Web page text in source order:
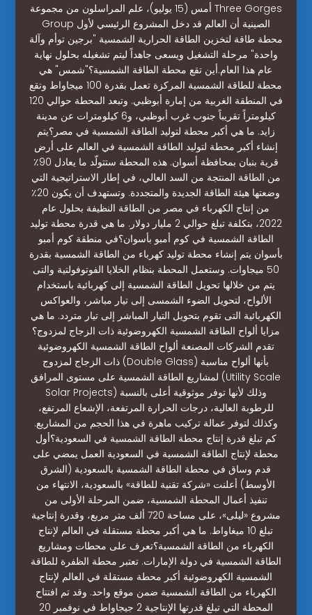
أمس (15 يوليو)، علم المراسلون من مجموعة Three Gorges
Group الصينية أن العالم قد دخل المشروع الرئيسي لأول
محطة طاقة لتخزين الطاقة الحرارية الشمسية "برجين توأم وآلة
واحدة" مرحلة التشغيل ويسعى جاهداً ليتم تشغيله بحلول نهاية
عام هذا العام.أين تقع محطة الطاقة الشمسية؟"شمس" هي
محطة للطاقة الشمسية المركزة تعمل بقدرة 100 ميجاواط وتقع
في المنطقة الغربية من إمارة أبوظبي. وتبعد المحطة حوالي 120
كيلومتراً تقريباً جنوب غرب أبوظبي، و6 كيلومترات عن مدينة
زايد. ما هي أكبر محطة لتوليد الطاقة الشمسية في مصر؟يتم
إنشاء أكبر محطة لتوليد الطاقة الشمسية في العالم على أرض
قرية بنبان بمحافظة أسوان. هذه المحطة ستتولّد ما يعادل 90٪
من الطاقة المنتجة من السد العالي، في إطار الاستراتيجية التي
وضعتها هيئة الطاقة الجديدة والمتجددة. وتستهدف أن يكون 20٪
من إنتاج الكهرباء في مصر من الطاقة النظيفة بحلول عام
2022، بتكلفة تبلغ حوالي 2 مليار دولار. ما هي قدرة محطة توليد
الطاقة الشمسية في كوم أمبو بأسوان؟في منطقة كوم أمبو
بأسوان يتم إنشاء محطة توليد كهرباء من الطاقة الشمسية بقدرة
50 ميجاوات. وستعمل المحطة بنظام الخلايا الفوتوفولتية والتى
يتم من خلالها تحويل الطاقة الشمسية إلى كهربائية باستخدام
الألواح، لتحويل الضوء الشمسى إلى تيار مباشر، والعواكس
الكهربائية التى تقوم بتحويل التيار المباشر إلى تيار متردد. ما هي
مزايا ألواح الطاقة الشمسية الكهروضوئية ذات الزجاج لمزدوج؟
تقدم الشركات المصنعة ألواح الطاقة الشمسية الكهروضوئية
ذات الزجاج لمزدوج (Double Glass) بأنها ألواح مناسبة
لمشاريع الطاقة الشمسية على مستوى المرافق (Utility Scale
Solar Projects) وذلك لأنها توفر موثوقية أعلى بالنسبة
للرطوبة العالية، درجات الحرارة المرتفعة، الإشعاع المرتفع،
وكذلك لتوفر عمالة تركيب ماهرة في هذا الحجم من المشاريع.
كم تبلغ قدرة إنتاج محطة الطاقة الشمسية في السعودية؟أول
محطة لإنتاج الطاقة الشمسية في السعودية العمل يمضي على
قدم وساق في محطة الطاقة الشمسية بالسعودية (الشرق
الأوسط) أعلنت «شركة تقنية للطاقة» بالسعودية، الانتهاء من
تنفيذ أعمال المحطة الشمسية، ضمن المرحلة الأولى من
مشروع «ليلى»، على مساحة 720 ألف متر مربع، وقدرة إنتاجية
تبلغ 10 ميغاواط. ما هي أكبر محطة مستقلة في العالم لإنتاج
الكهرباء من الطاقة الشمسية؟تعرف على محطات ومشاريع
الطاقة الشمسية في دولة الإمارات. تعتبر محطة الظفرة للطاقة
الشمسية الكهروضوئية أكبر محطة مستقلة في العالم لإنتاج
الكهرباء من الطاقة الشمسية ضمن موقع واحد. وقد تم افتتاح
المحطة التي تبلغ قدرتها الإنتاجية 2 جيجاواط في نوفمبر 20